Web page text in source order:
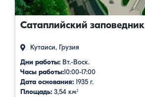
Сатаплийский заповедник
Кутаиси, Грузия
Дни работы: Вт.-Воск.
Часы работы:10:00-17:00
Дата основания: 1935 г.
Площадь: 3,54 км²